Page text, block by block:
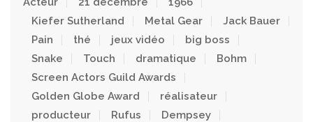
Kiefer Sutherland
Metal Gear
Jack Bauer
Pain
thé jeux vidéo
big boss
Snake
Touch dramatique
Bohm
Screen Actors Guild Awards
Golden Globe Award
réalisateur
producteur
Rufus
Dempsey